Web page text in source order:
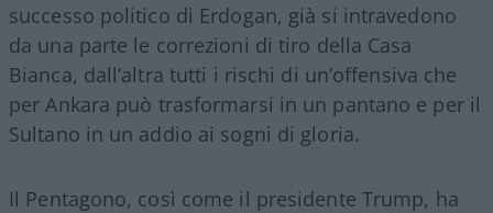
successo politico di Erdogan, già si intravedono
da una parte le correzioni di tiro della Casa
Bianca, dall’altra tutti i rischi di un’offensiva che
per Ankara può trasformarsi in un pantano e per il
Sultano in un addio ai sogni di gloria.
Il Pentagono, così come il presidente Trump, ha